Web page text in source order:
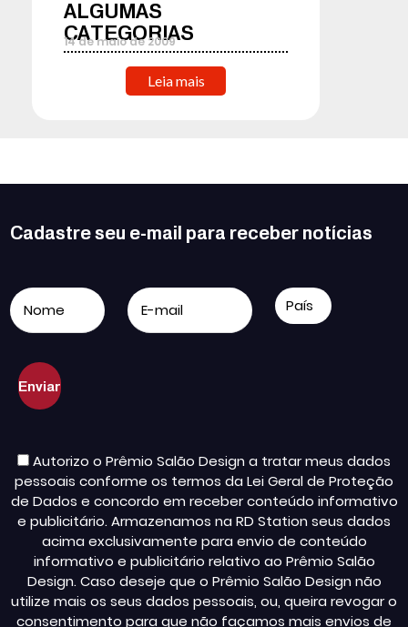
ALGUMAS
CATEGORIAS
14demaiode2009
Leia mais
Cadastre seu e-mail para receber notícias
Autorizo o Prêmio Salão Design a tratar meus dados
pessoais conforme os termos da Lei Geral de Proteção
de Dados e concordo em receber conteúdo informativo
e publicitário. Armazenamos na RD Station seus dados
acima exclusivamente para envio de conteúdo
informativo e publicitário relativo ao Prêmio Salão
Design. Caso deseje que o Prêmio Salão Design não
utilize mais os seus dados pessoais, ou, queira revogar o
consentimento para que não façamos mais envios de